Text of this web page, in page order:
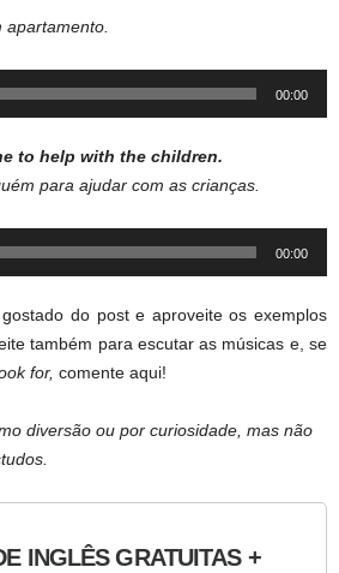
apartamento.
00:00
to help with the children.
para ajudar com as crianças.
00:00
do post e aproveite os exemplos
também para escutar as músicas e, se
for, comente aqui!
diversão ou por curiosidade, mas não
INGLÊS GRATUITAS +